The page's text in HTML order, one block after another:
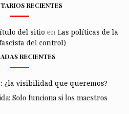
RECIENTES
del sitio en Las políticas de la
del control)
RECIENTES
¿la visibilidad que queremos?
Solo funciona si los maestros